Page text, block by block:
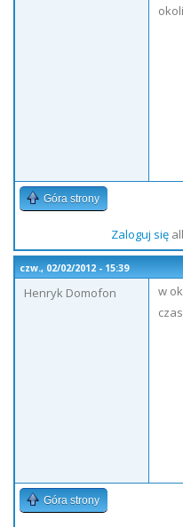
Góra strony
Zaloguj się
czw., 02/02/2012 - 15:39
Henryk Domofon
w
Góra strony